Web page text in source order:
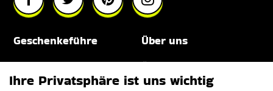
Geschenkeführe Über uns
Ihre Privatsphäre ist uns wichtig